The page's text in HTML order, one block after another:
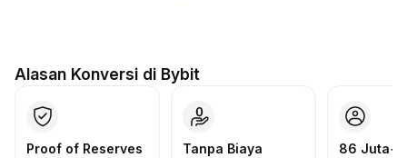
Alasan Konversi di Bybit
Proof of Reserves
Tanpa Biaya
86 Juta+